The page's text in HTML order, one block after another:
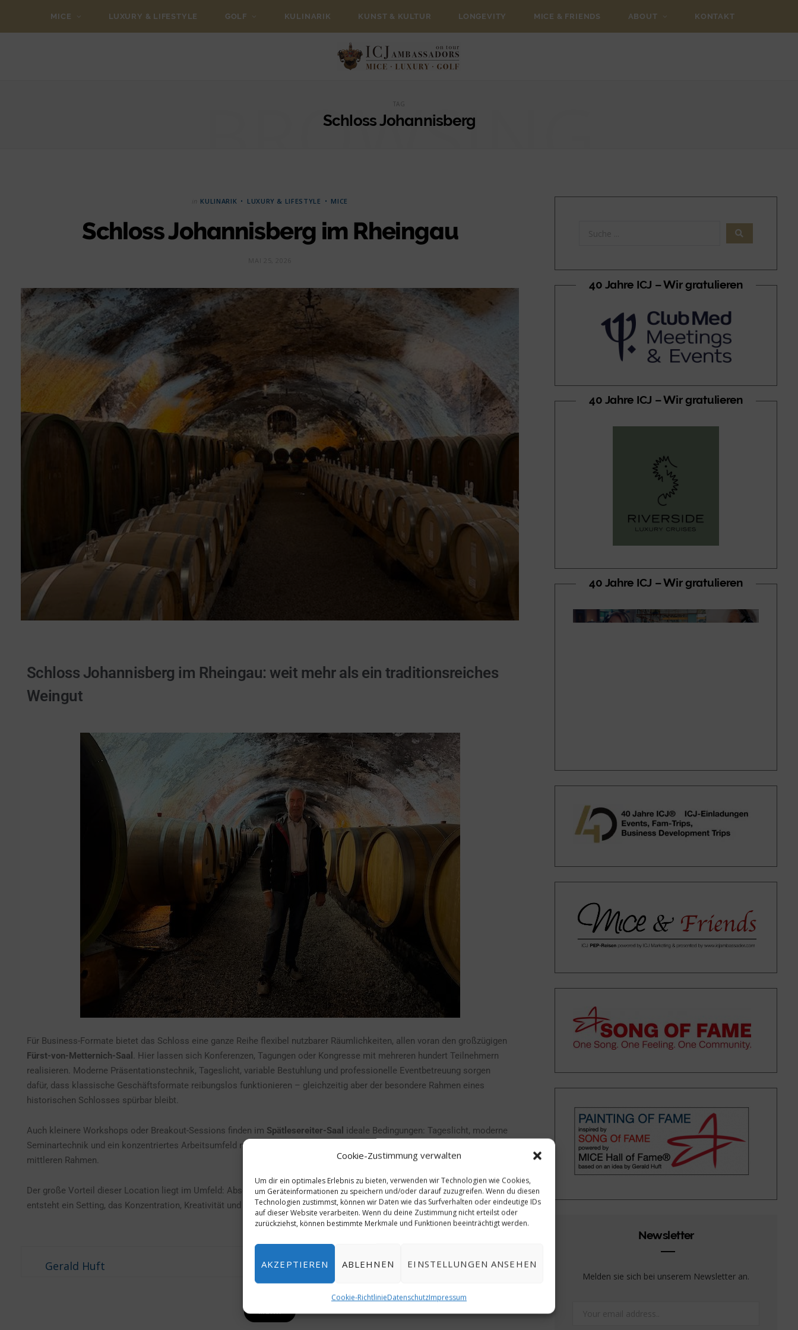
Cookie-Zustimmung verwalten
Um dir ein optimales Erlebnis zu bieten, verwenden wir Technologien wie Cookies,
um Geräteinformationen zu speichern und/oder darauf zuzugreifen. Wenn du diesen
Technologien zustimmst, können wir Daten wie das Surfverhalten oder eindeutige IDs
auf dieser Website verarbeiten. Wenn du deine Zustimmung nicht erteilst oder
zurückziehst, können bestimmte Merkmale und Funktionen beeinträchtigt werden.
AKZEPTIEREN ABLEHNEN EINSTELLUNGEN ANSEHEN
Cookie-RichtlinieDatenschutzImpressum
MICE LUXURY & LIFESTYLE GOLF KULINARIK KUNST & KULTUR LONGEVITY MICE & FRIENDS ABOUT KONTAKT
TAG
Schloss Johannisberg
BROWSING
KULINARIK LUXURY & LIFESTYLE MICE
Schloss Johannisberg im Rheingau
Schloss Johannisberg im Rheingau: weit mehr als ein traditionsreiches
Weingut
Für Business-Formate bietet das Schloss eine ganze Reihe flexibel nutzbarer Räumlichkeiten, allen voran den großzügigen
Fürst-von-Metternich-Saal . Hier lassen sich Konferenzen, Tagungen oder Kongresse mit mehreren hundert Teilnehmern
realisieren. Moderne Präsentationstechnik, Tageslicht, variable Bestuhlung und professionelle Eventbetreuung sorgen
dafür, dass klassische Geschäftsformate reibungslos funktionieren – gleichzeitig aber der besondere Rahmen eines
historischen Schlosses spürbar bleibt.
Auch kleinere Workshops oder Breakout-Sessions finden im Spätlesereiter-Saal ideale Bedingungen: Tageslicht, moderne
Seminartechnik und ein konzentriertes Arbeitsumfeld machen ihn besonders attraktiv für Meetings im kleineren und
mittleren Rahmen.
Der große Vorteil dieser Location liegt im Umfeld: Abseits urbaner Hektik, mitten in den Weinbergen des Rheingaus,
entsteht ein Setting, das Konzentration, Kreativität und strategische Entscheidungen spürbar fördert.
Gerald Huft
MEHR
40 Jahre ICJ – Wir gratulieren
40 Jahre ICJ – Wir gratulieren
40 Jahre ICJ – Wir gratulieren
Newsletter
Melden sie sich bei unserem Newsletter an.